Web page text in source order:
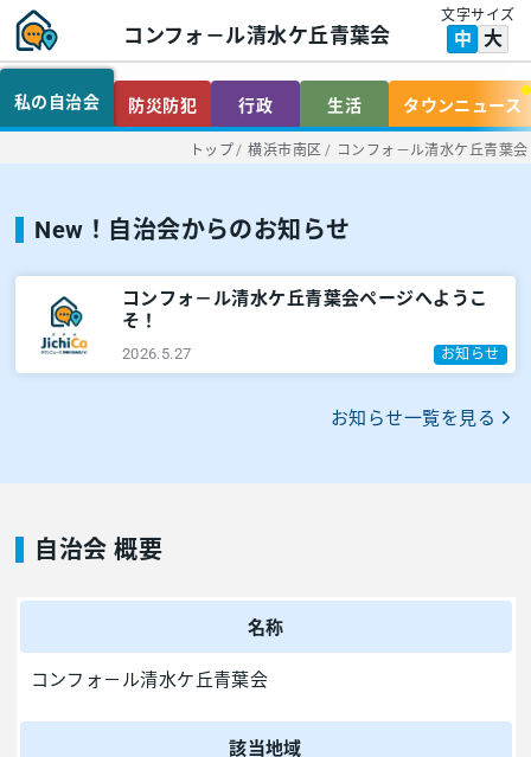
コンフォ－ル清水ケ丘青葉会
文字サイズ
中 大
私の自治会 防災防犯 行政 生活 タウンニュース
トップ / 横浜市南区 / コンフォ－ル清水ケ丘青葉会
New！自治会からのお知らせ
コンフォ－ル清水ケ丘青葉会ページへようこ
そ！
2026.5.27 お知らせ
お知らせ一覧を見る
自治会 概要
名称
コンフォ－ル清水ケ丘青葉会
該当地域